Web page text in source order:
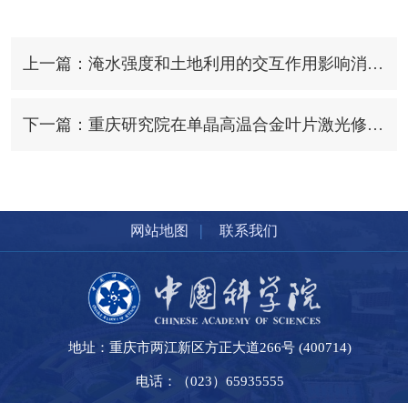
上一篇：淹水强度和土地利用的交互作用影响消落带土壤微生物群落构建机制
下一篇：重庆研究院在单晶高温合金叶片激光修复研究中取得进展
网站地图 | 联系我们
地址：重庆市两江新区方正大道266号 (400714)
电话：（023）65935555